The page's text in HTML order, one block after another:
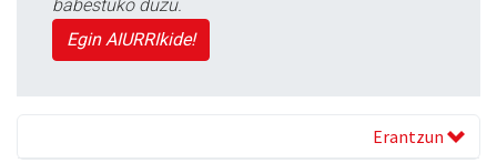
babestuko duzu.
Egin AIURRIkide!
Erantzun